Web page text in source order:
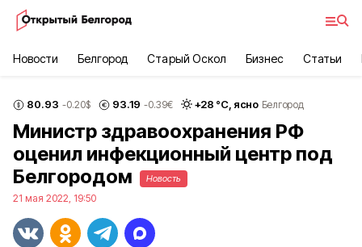
Новости Белгород Старый Оскол Бизнес Статьи
80.93 -0.20$ 93.19 -0.39€ +28 °С, ясно Белгород
Министр здравоохранения РФ
оценил инфекционный центр под
Белгородом
Новость
21 мая 2022, 19:50